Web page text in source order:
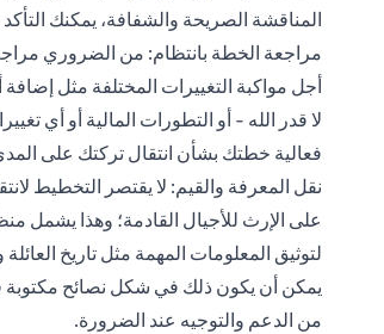
المناقشة الصريحة والشفافة، يمكنك
مراجعة الخطة بانتظام: من الضروري
أجل مواكبة التغييرات المختلفة مثل
لا قدر الله - أو التطورات المالية أو أي
فعالية خطتك بشأن انتقال تركتك على
نقل المعرفة والقيم: لا يقتصر التخطيط
على الإرث للأجيال القادمة؛ وهذا يشمل
لتوثيق المعلومات المهمة مثل تاريخ
يمكن أن يكون ذلك في شكل نصائح مكتوبة
من الدعم والتوجيه عند الضرورة.